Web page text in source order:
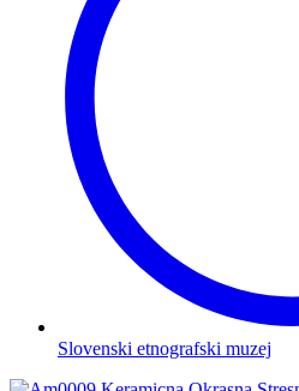
Slovenski etnografski muzej